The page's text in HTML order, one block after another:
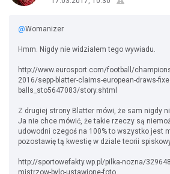
@Womanizer
Hmm. Nigdy nie widziałem tego wywiadu.
http://www.eurosport.com/football/
2016/sepp-blatter-claims-european-draws-
balls_sto5647083/story.shtml
Z drugiej strony Blatter mówi, że sam nigdy
Ja nie chce mówić, że takie rzeczy są
udowodni czegoś na 100% to wszystko jest
pozostawię tą kwestię w dziale teorii
http://sportowefakty.wp.pl/pilka-nozna/
mistrzow-bylo-ustawione-foto